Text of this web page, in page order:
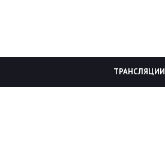
ТРАНСЛЯЦИИ